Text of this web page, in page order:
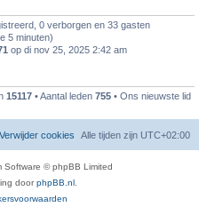
0 verborgen en 33 gasten
5 minuten)
op di nov 25, 2025 2:42 am
15117 • Aantal leden 755 • Ons nieuwste lid
Alle tijden zijn UTC+02:00
Verwijder cookies
Software © phpBB Limited
doorphpBB.nl